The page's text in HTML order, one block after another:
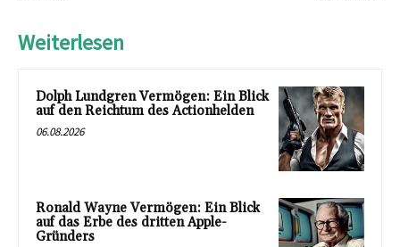
Weiterlesen
Dolph Lundgren Vermögen: Ein Blick
auf den Reichtum des Actionhelden
06.08.2026
Ronald Wayne Vermögen: Ein Blick
auf das Erbe des dritten Apple-
Gründers